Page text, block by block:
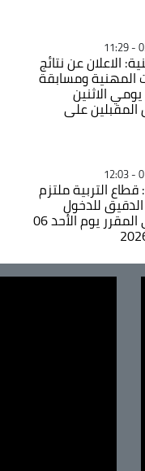
الاعلان عن نتائج
المهنية ومسابقة
الاثنين
على
التربية ملتزم
الدقيق للدخول
المدرسي المقرر يوم الأحد 06